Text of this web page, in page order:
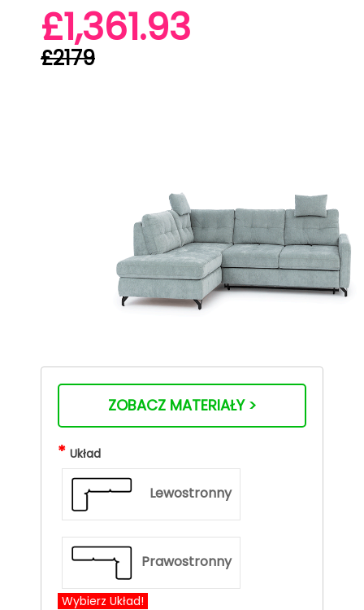
£1,361.93
£2179
ZOBACZ MATERIAŁY >
* Układ
Lewostronny
Prawostronny
Wybierz Układ!